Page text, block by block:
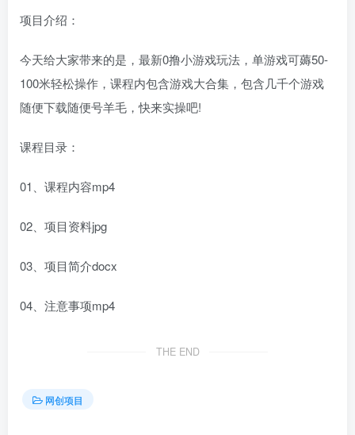
项目介绍：
今天给大家带来的是，最新0撸小游戏玩法 ，单游戏可薅50-
100米轻松操作，课程内包含游戏大合集，包含几千个游戏
随便下载随便号羊毛，快来实操吧!
课程目录：
01、课程内容mp4
02、项目资料jpg
03、项目简介docx
04、注意事项mp4
THE END
网创项目